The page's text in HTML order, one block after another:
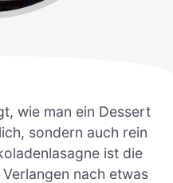
wie man ein Dessert
sondern auch rein
ist die
nach etwas